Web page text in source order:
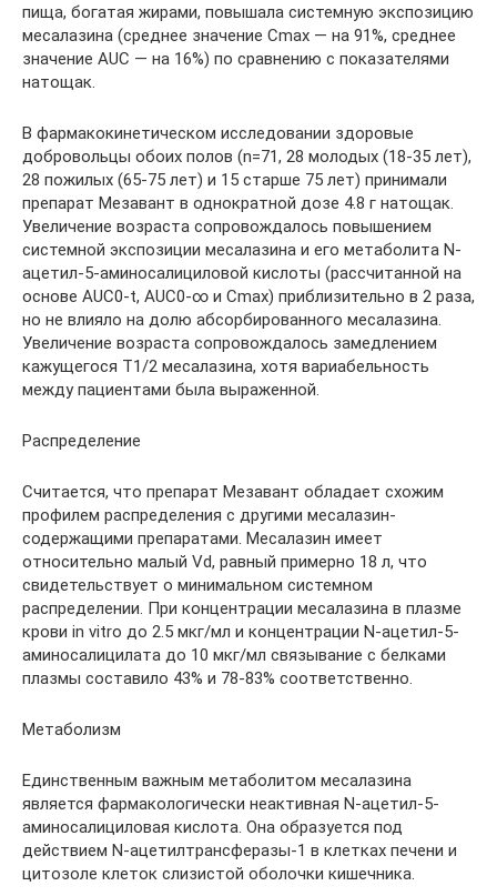
пища, богатая жирами, повышала системную экспозицию
месалазина (среднее значение Cmax — на 91%, среднее
значение AUC — на 16%) по сравнению с показателями
натощак.
В фармакокинетическом исследовании здоровые
добровольцы обоих полов (n=71, 28 молодых (18-35 лет),
28 пожилых (65-75 лет) и 15 старше 75 лет) принимали
препарат Мезавант в однократной дозе 4.8 г натощак.
Увеличение возраста сопровождалось повышением
системной экспозиции месалазина и его метаболита N-
ацетил-5-аминосалициловой кислоты (рассчитанной на
основе AUC0-t, AUC0-∞ и Cmax) приблизительно в 2 раза,
но не влияло на долю абсорбированного месалазина.
Увеличение возраста сопровождалось замедлением
кажущегося T1/2 месалазина, хотя вариабельность
между пациентами была выраженной.
Распределение
Считается, что препарат Мезавант обладает схожим
профилем распределения с другими месалазин-
содержащими препаратами. Месалазин имеет
относительно малый Vd, равный примерно 18 л, что
свидетельствует о минимальном системном
распределении. При концентрации месалазина в плазме
крови in vitro до 2.5 мкг/мл и концентрации N-ацетил-5-
аминосалицилата до 10 мкг/мл связывание с белками
плазмы составило 43% и 78-83% соответственно.
Метаболизм
Единственным важным метаболитом месалазина
является фармакологически неактивная N-ацетил-5-
аминосалициловая кислота. Она образуется под
действием N-ацетилтрансферазы-1 в клетках печени и
цитозоле клеток слизистой оболочки кишечника.